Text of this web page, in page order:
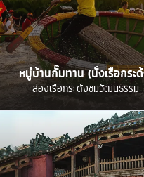
หมู่บ้านกั๊มทาน (นั่งเรือกระ
ล่องเรือกระด้งชมวัฒนธรรม